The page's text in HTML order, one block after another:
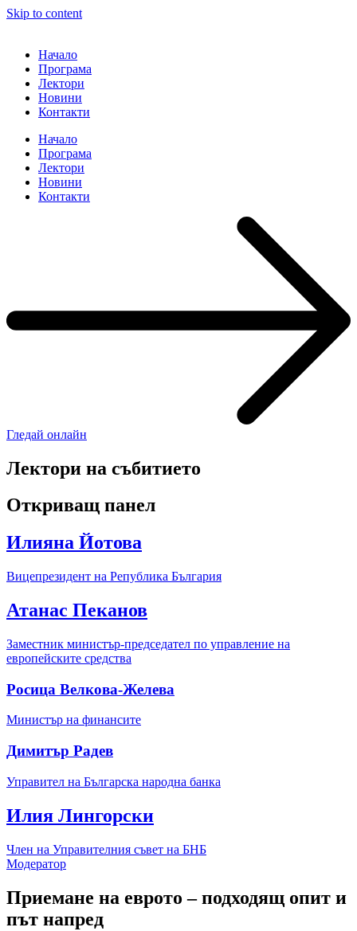
Skip to content
Начало
Програма
Лектори
Новини
Контакти
Начало
Програма
Лектори
Новини
Контакти
Гледай онлайн
Лектори на събитието
Откриващ панел
Илияна Йотова
Вицепрезидент на Република България
Атанас Пеканов
Заместник министър-председател по управление на
европейските средства
Росица Велкова-Желева
Министър на финансите
Димитър Радев
Управител на Българска народна банка
Илия Лингорски
Член на Управителния съвет на БНБ
Модератор
Приемане на еврото – подходящ опит и
път напред